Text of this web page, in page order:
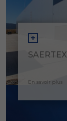
SAERTEX
En savoir plus